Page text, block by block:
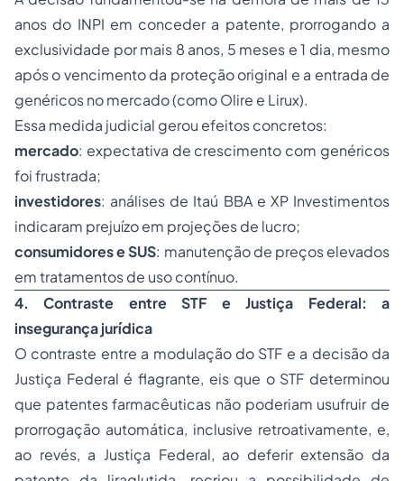
anos do INPI em conceder a patente, prorrogando a
exclusividade por mais 8 anos, 5 meses e 1 dia, mesmo
após o vencimento da proteção original e a entrada de
genéricos no mercado (como Olire e Lirux).
Essa medida judicial gerou efeitos concretos:
mercado: expectativa de crescimento com genéricos
foi frustrada;
investidores: análises de Itaú BBA e XP Investimentos
indicaram prejuízo em projeções de lucro;
consumidores e SUS: manutenção de preços elevados
em tratamentos de uso contínuo.
4. Contraste entre STF e Justiça Federal: a
insegurança jurídica
O contraste entre a modulação do STF e a decisão da
Justiça Federal é flagrante, eis que o STF determinou
que patentes farmacêuticas não poderiam usufruir de
prorrogação automática, inclusive retroativamente, e,
ao revés, a Justiça Federal, ao deferir extensão da